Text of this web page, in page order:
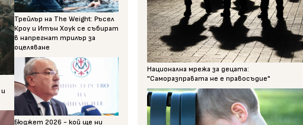
Трейлър на The Weight: Ръсел
Кроу и Итън Хоук се събират
в напрегнат трилър за
оцеляване
Бюджет 2026 - кой ще ни
Национална мрежа за децата:
"Саморазправата не е правосъдие"